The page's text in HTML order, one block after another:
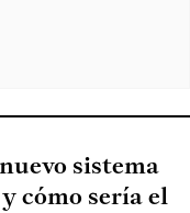
sistema
cómo sería el